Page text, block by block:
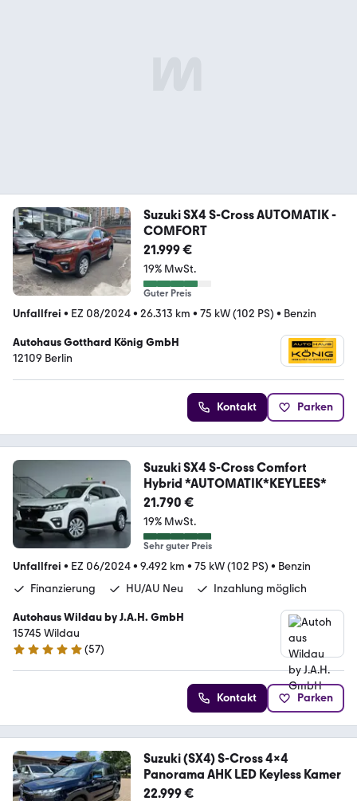
Suzuki SX4 S-Cross AUTOMATIK -
COMFORT
21.999 €
19% MwSt.
Guter Preis
Unfallfrei • EZ 08/2024• 26.313 km • 75 kW (102 PS) • Benzin
Autohaus Gotthard König GmbH
12109 Berlin
Kontakt Parken
Suzuki SX4 S-Cross Comfort
Hybrid *AUTOMATIK*KEYLEES*
21.790 €
19% MwSt.
Sehr guter Preis
Unfallfrei • EZ 06/2024• 9.492 km • 75 kW (102 PS) • Benzin
Finanzierung
HU/AU Neu Inzahlung möglich
Autohaus Wildau by J.A.H. GmbH
15745 Wildau
4.8 Sterne
(57)
Kontakt Parken
Suzuki (SX4) S-Cross 4x4
Panorama AHK LED Keyless Kamer
22.999 €